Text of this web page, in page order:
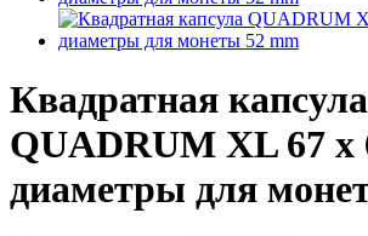
Квадратная капсула
QUADRUM XL 67 х
диаметры для